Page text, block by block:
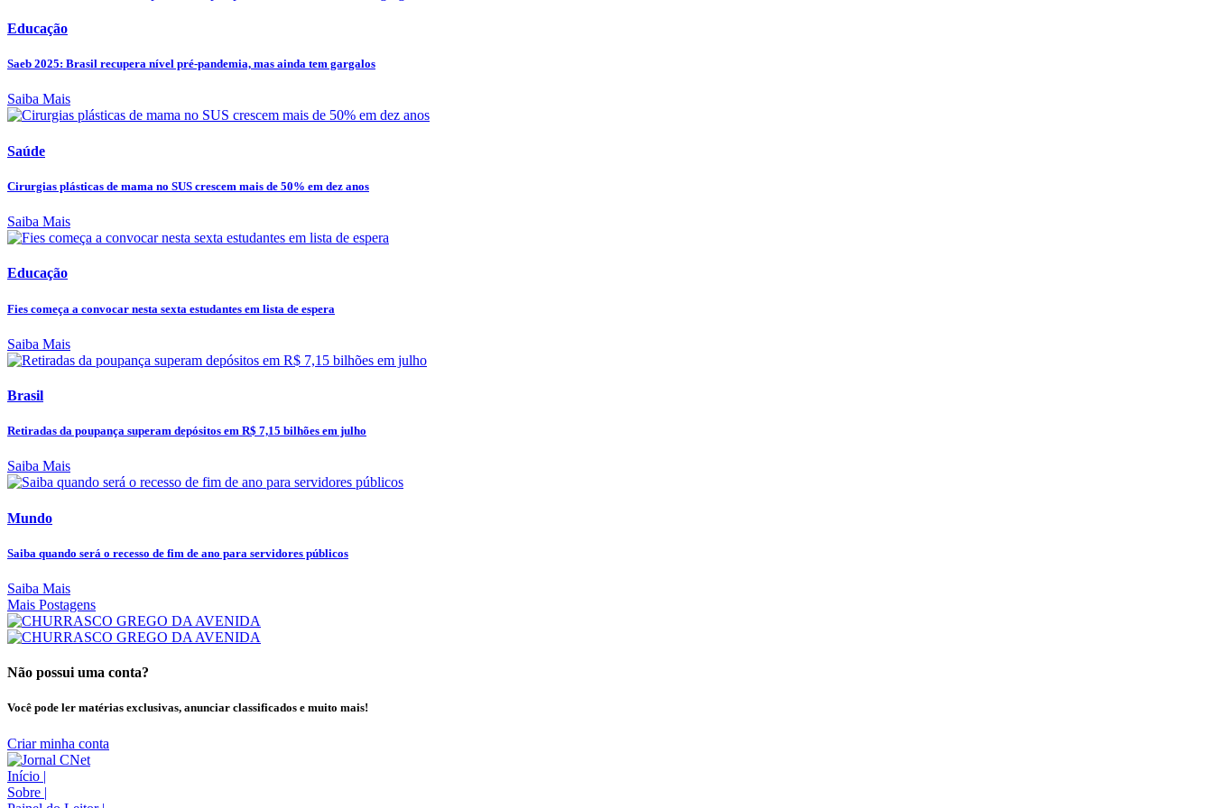
Educação
Saeb 2025: Brasil recupera nível pré-pandemia, mas ainda tem gargalos
Saiba Mais
Saúde
Cirurgias plásticas de mama no SUS crescem mais de 50% em dez anos
Saiba Mais
Educação
Fies começa a convocar nesta sexta estudantes em lista de espera
Saiba Mais
Brasil
Retiradas da poupança superam depósitos em R$ 7,15 bilhões em julho
Saiba Mais
Mundo
Saiba quando será o recesso de fim de ano para servidores públicos
Saiba Mais
Mais Postagens
Não possui uma conta?
Você pode ler matérias exclusivas, anunciar classificados e muito mais!
Criar minha conta
Início |
Sobre |